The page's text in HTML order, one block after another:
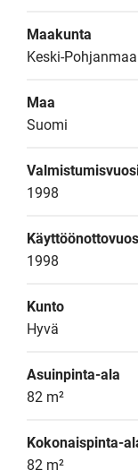
Maakunta
Keski-Pohjanmaa
Maa
Suomi
1998
1998
Kunto
Hyvä
Asuinpinta-ala
82 m²
Kokonaispinta-
82 m²